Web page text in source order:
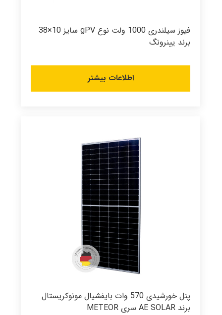
فیوز سیلندری 1000 ولت نوع gPV سایز 10×38
برند یینرونگ
اطلاعات بیشتر
پنل خورشیدی 570 وات بایفشیال مونوکریستال
برند AE SOLAR سری METEOR